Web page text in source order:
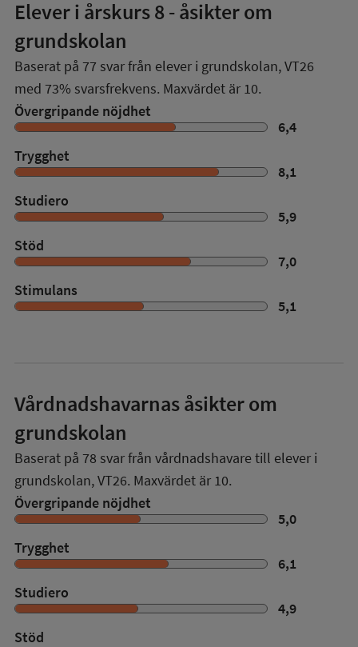
Elever i årskurs 8- åsikter om
grundskolan
Baserat på 77 svar från elever i grundskolan,VT26
med 73% svarsfrekvens. Maxvärdet är 10.
Övergripande nöjdhet
6,4
Trygghet
8,1
Studiero
5,9
Stöd
7,0
Stimulans
5,1
Vårdnadshavarnas åsikter om
grundskolan
Baserat på 78 svar från vårdnadshavare till elever i
grundskolan,VT26. Maxvärdet är 10.
Övergripande nöjdhet
5,0
Trygghet
6,1
Studiero
4,9
Stöd